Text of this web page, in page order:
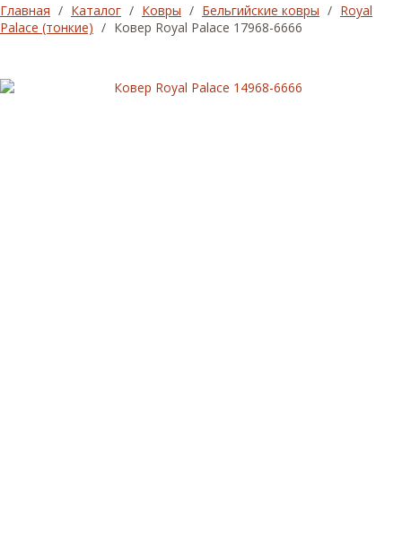
Главная / Каталог / Ковры / Бельгийские ковры / Royal
Palace (тонкие) / Ковер Royal Palace 17968-6666